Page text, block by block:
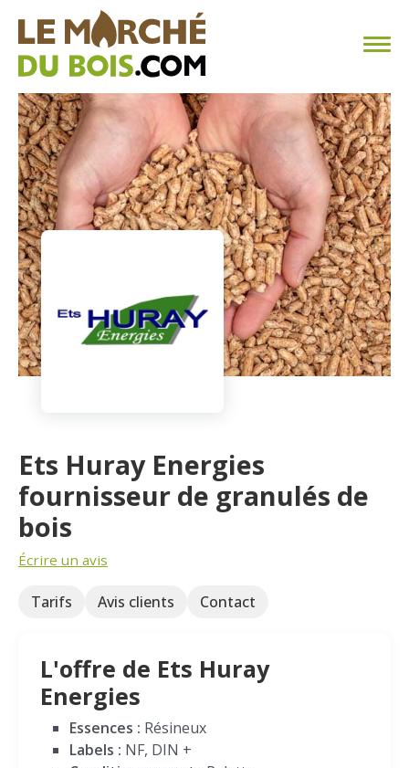
CHAUFFAGE AU BOIS
FAQ
CALCULER SA CONSOMMATION
TROUVER SON FOURNISSEUR
BLOG
ESPACE PRO
Ets Huray Energies
fournisseur de granulés de
bois
Écrire un avis
Tarifs Avis clients Contact
L'offre de Ets Huray
Energies
Essences : Résineux
Labels : NF, DIN +